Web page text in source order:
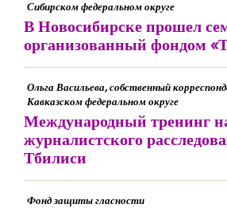
Сибирском федеральном округе
В Новосибирске прошел
организованный фондом
Ольга Васильева, собственный
Кавказском федеральном округе
Международный тренинг
журналистского
Тбилиси
Фонд защиты гласности